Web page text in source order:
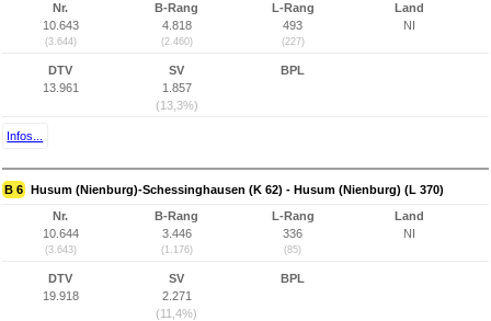
Nr.
10.643
(3.644)
B-Rang
4.818
(2.460)
L-Rang
493
(227)
Land
NI
DTV
13.961
SV
1.857
(13,3%)
BPL
Infos...
B 6 Husum (Nienburg)-Schessinghausen (K 62) - Husum (Nienburg) (L 370)
Nr.
10.644
(3.643)
B-Rang
3.446
(1.176)
L-Rang
336
(85)
Land
NI
DTV
19.918
SV
2.271
(11,4%)
BPL